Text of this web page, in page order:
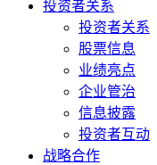
投资者关系
投资者关系
股票信息
业绩亮点
企业管治
信息披露
投资者互动
战略合作